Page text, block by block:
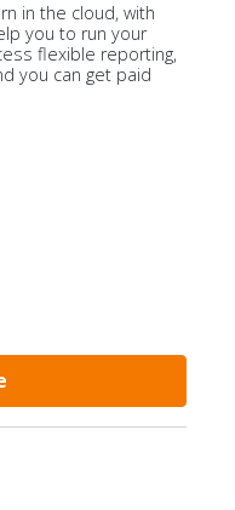
in the cloud, with
you to run your
flexible reporting,
you can get paid